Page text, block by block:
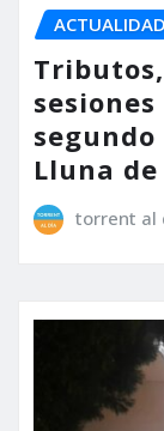
ACTUALIDAD
segundo
Lluna
torrent al